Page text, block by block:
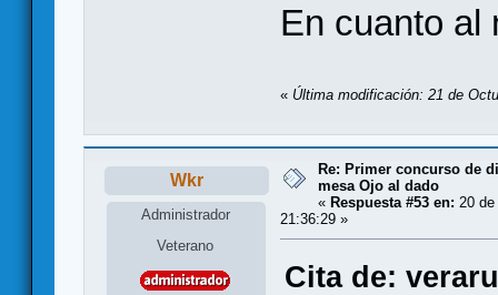
En cuanto al
« Última modificación: 21 de
Wkr
Administrador
Veterano
Re: Primer concurso de
mesa Ojo al dado
« Respuesta #53 en: 20
21:36:29 »
Cita de: